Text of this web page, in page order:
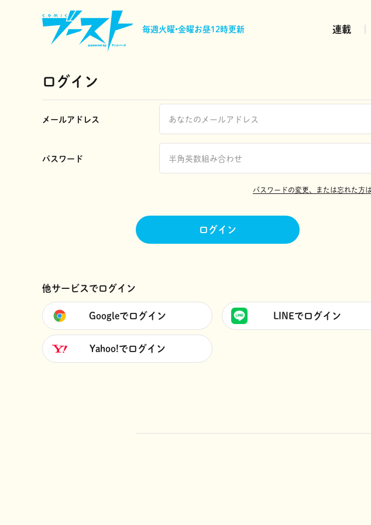
毎週火曜•金曜お昼12時更新 連載
ログイン
メールアドレス
パスワード
パスワードの変更、または忘れた方
ログイン
他サービスでログイン
Googleでログイン LINEでログイン
Yahoo!でログイン